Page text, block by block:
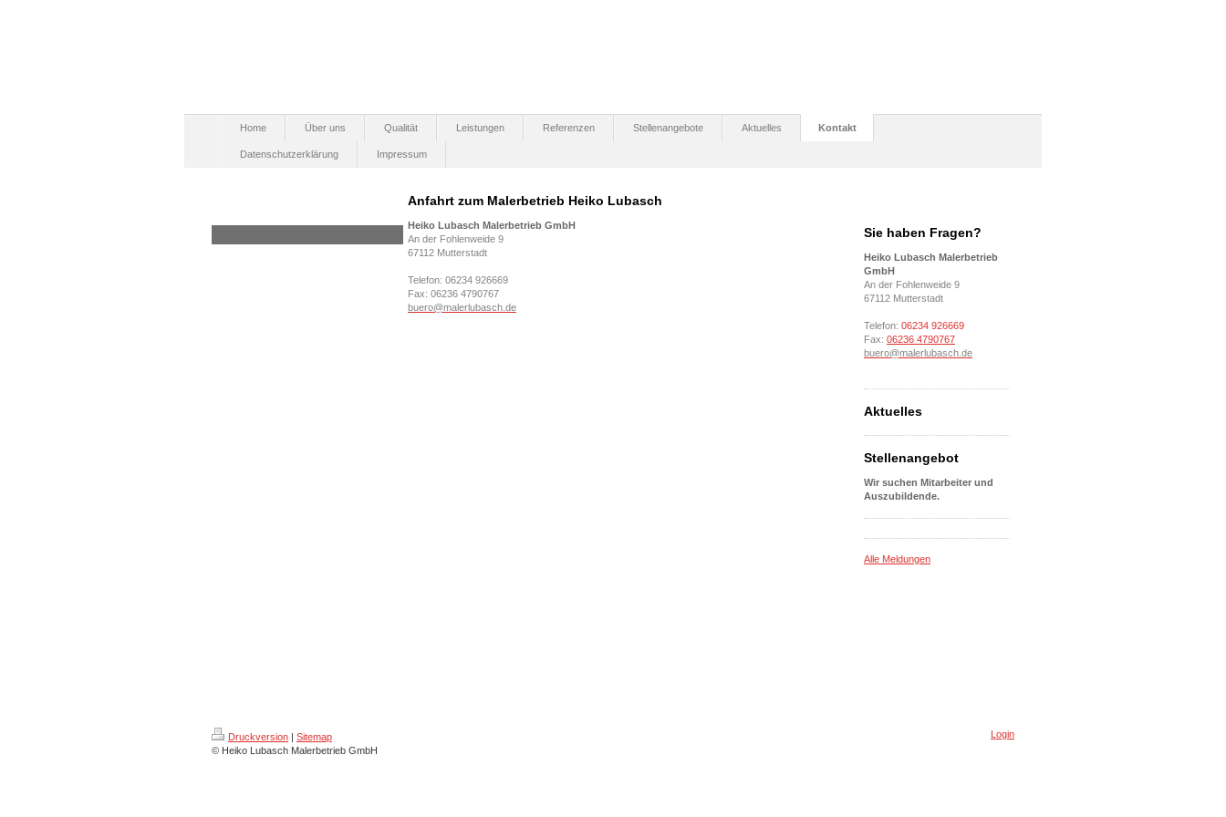
Home Über uns Qualität Leistungen Referenzen Stellenangebote Aktuelles Kontakt
Datenschutzerklärung Impressum
Anfahrt zum Malerbetrieb Heiko Lubasch
Heiko Lubasch Malerbetrieb GmbH
An der Fohlenweide 9
67112 Mutterstadt
Telefon: 06234 926669
Fax: 06236 4790767
buero@malerlubasch.de
Sie haben Fragen?
Heiko Lubasch Malerbetrieb
GmbH
An der Fohlenweide 9
67112 Mutterstadt
Telefon: 06234 926669
Fax: 06236 4790767
buero@malerlubasch.de
Aktuelles
Stellenangebot
Wir suchen Mitarbeiter und
Auszubildende.
Alle Meldungen
Druckversion | Sitemap
© Heiko Lubasch Malerbetrieb GmbH
Login